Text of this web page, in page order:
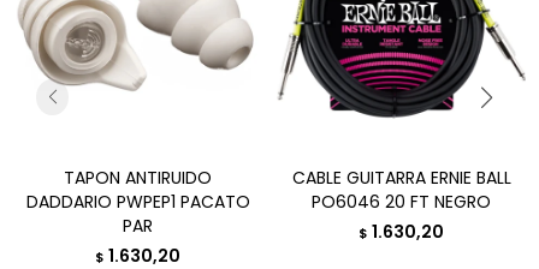
TAPON ANTIRUIDO
DADDARIO PWPEP1 PACATO
PAR
$ 1.630,20
CABLE GUITARRA ERNIE BALL
PO6046 20 FT NEGRO
$ 1.630,20